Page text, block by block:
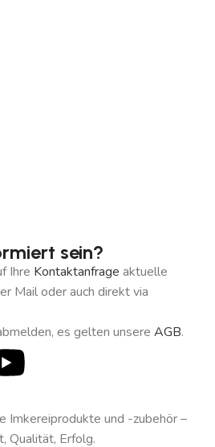
sein?
Ihre Kontaktanfrage aktuelle
Mail oder auch direkt via
es gelten unsereAGB.
Imkereiprodukte und -zubehör –
Qualität, Erfolg.